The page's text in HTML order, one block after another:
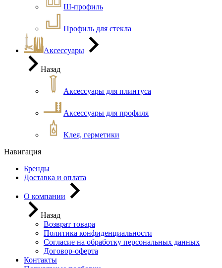
Ш-профиль
Профиль для стекла
Аксессуары
Назад
Аксессуары для плинтуса
Аксессуары для профиля
Клея, герметики
Навигация
Бренды
Доставка и оплата
О компании
Назад
Возврат товара
Политика конфиденциальности
Согласие на обработку персональных данных
Договор-оферта
Контакты